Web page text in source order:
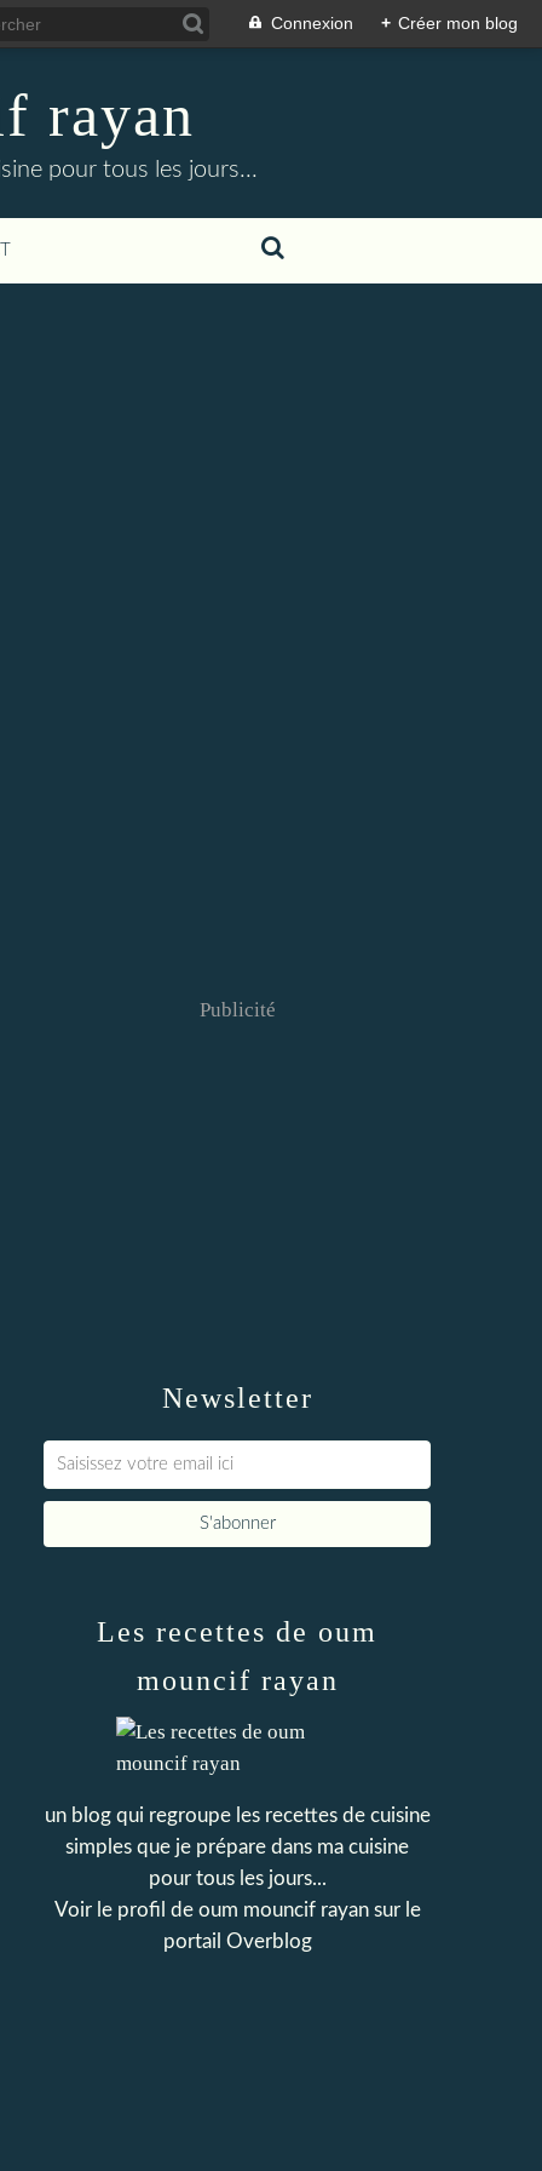
Connexion + Créer mon blog
rayan
pour tous les jours...
Newsletter
Publicité
Les recettes de oum
mouncif rayan
un blog qui regroupe les recettes de cuisine
simples que je prépare dans ma cuisine
pour tous les jours...
Voir le profil de oum mouncif rayansur le
portail Overblog